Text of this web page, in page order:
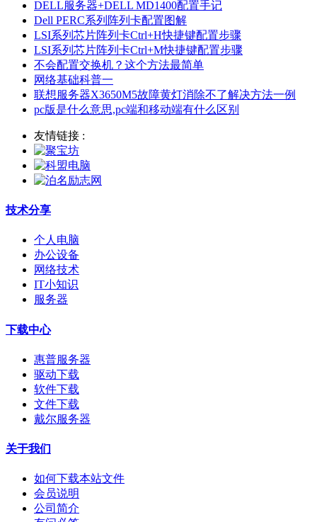
DELL服务器+DELL MD1400配置手记
Dell PERC系列阵列卡配置图解
LSI系列芯片阵列卡Ctrl+H快捷键配置步骤
LSI系列芯片阵列卡Ctrl+M快捷键配置步骤
不会配置交换机？这个方法最简单
网络基础科普一
联想服务器X3650M5故障黄灯消除不了解决方法一例
pc版是什么意思,pc端和移动端有什么区别
友情链接 :
技术分享
个人电脑
办公设备
网络技术
IT小知识
服务器
下载中心
惠普服务器
驱动下载
软件下载
文件下载
戴尔服务器
关于我们
如何下载本站文件
会员说明
公司简介